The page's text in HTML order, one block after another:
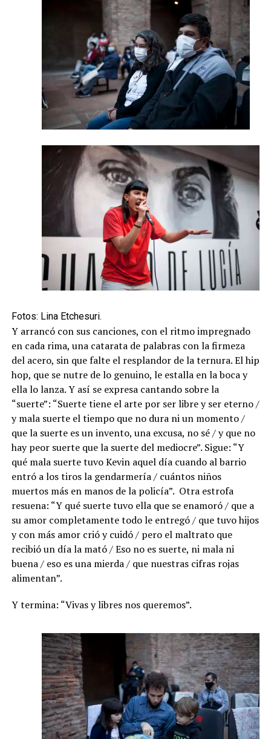
Fotos: Lina Etchesuri.
Y arrancó con sus canciones, con el ritmo impregnado
en cada rima, una catarata de palabras con la firmeza
del acero, sin que falte el resplandor de la ternura. El hip
hop, que se nutre de lo genuino, le estalla en la boca y
ella lo lanza. Y así se expresa cantando sobre la
“suerte”: “Suerte tiene el arte por ser libre y ser eterno /
y mala suerte el tiempo que no dura ni un momento /
que la suerte es un invento, una excusa, no sé / y que no
hay peor suerte que la suerte del mediocre”. Sigue: “Y
qué mala suerte tuvo Kevin aquel día cuando al barrio
entró a los tiros la gendarmería / cuántos niños
muertos más en manos de la policía”. Otra estrofa
resuena: “Y qué suerte tuvo ella que se enamoró / que a
su amor completamente todo le entregó / que tuvo hijos
y con más amor crió y cuidó / pero el maltrato que
recibió un día la mató / Eso no es suerte, ni mala ni
buena / eso es una mierda / que nuestras cifras rojas
alimentan”.
Y termina: “Vivas y libres nos queremos”.